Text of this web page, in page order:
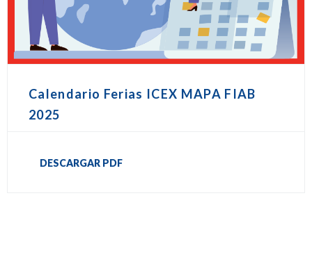
Calendario Ferias ICEX MAPA FIAB
2025
DESCARGAR PDF